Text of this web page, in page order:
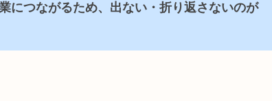
につながるため、出ない・折り返さないのが